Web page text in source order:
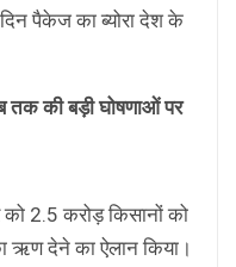
दिन पैकेज का ब्योरा देश के
तक की बड़ी घोषणाओं पर
को 2.5 करोड़ किसानों को
ऋण देने का ऐलान किया।